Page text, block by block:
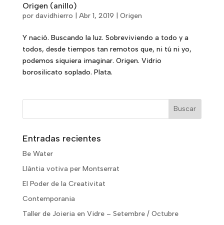
Origen (anillo)
por davidhierro Abr 1, 2019 Origen
Y nació. Buscando la luz. Sobreviviendo a todo y a
todos, desde tiempos tan remotos que, ni tú ni yo,
podemos siquiera imaginar. Origen. Vidrio
borosilicato soplado. Plata.
Entradas recientes
Be Water
Llàntia votiva per Montserrat
El Poder de la Creativitat
Contemporania
Taller de Joieria en Vidre – Setembre / Octubre